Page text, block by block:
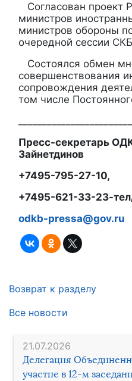
21.07.2026
Делегация
участие в 12-м
Согласован проект
министров
министров обороны
очередной сессии
Состоялся обмен
совершенствования
сопровождения
том числе
Пресс-секретарь
Зайнетдинов
+7495-795-27-10,
+7495-621-33-23-
odkb-pressa@gov.ru
Возврат к разделу
Все новости